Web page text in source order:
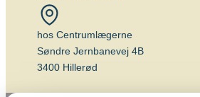
hos Centrumlægerne
Søndre Jernbanevej 4B
3400 Hillerød